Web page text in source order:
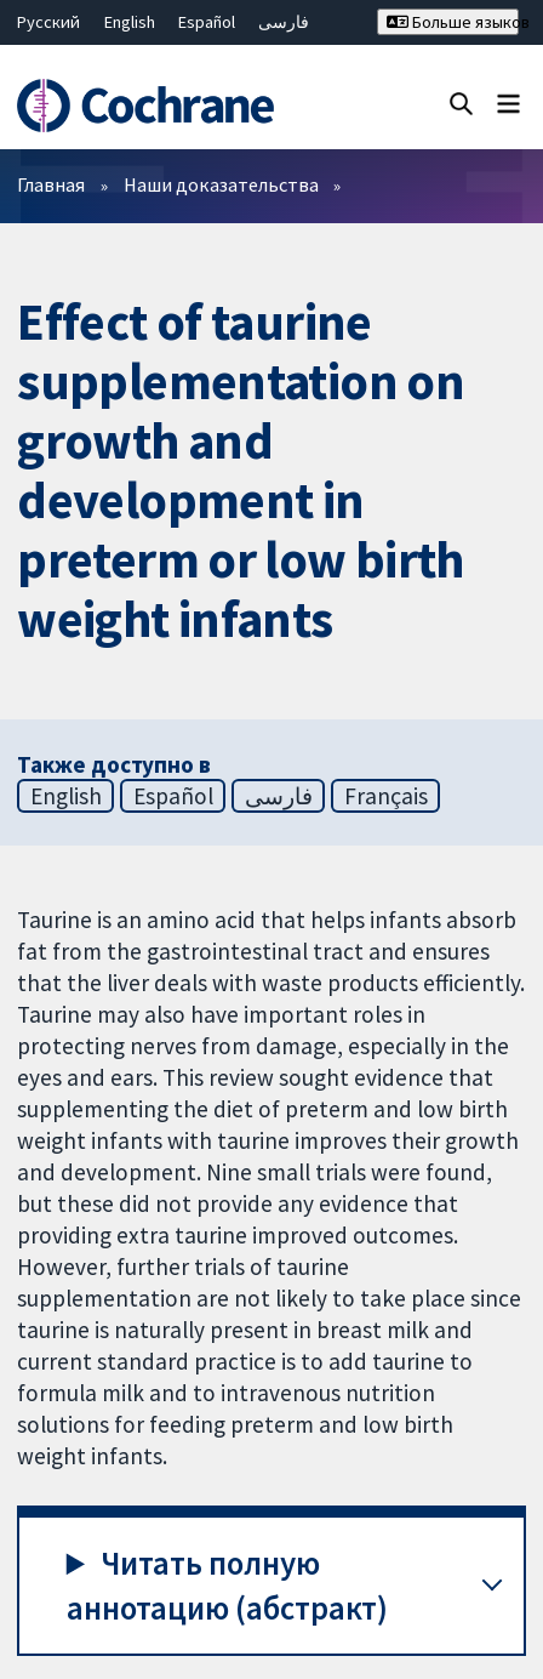
Русский English Español
فارسی
Bahasa Malaysia
ไทย
繁體中文
简体中文
Больше языков
Фильтры
Главная Наши доказательства
Effect of taurine
supplementation on
growth and
development in
preterm or low birth
weight infants
Также доступно в
English
Español فارسی Français
Taurine is an amino acid that helps infants absorb
fat from the gastrointestinal tract and ensures
that the liver deals with waste products efficiently.
Taurine may also have important roles in
protecting nerves from damage, especially in the
eyes and ears. This review sought evidence that
supplementing the diet of preterm and low birth
weight infants with taurine improves their growth
and development. Nine small trials were found,
but these did not provide any evidence that
providing extra taurine improved outcomes.
However, further trials of taurine
supplementation are not likely to take place since
taurine is naturally present in breast milk and
current standard practice is to add taurine to
formula milk and to intravenous nutrition
solutions for feeding preterm and low birth
weight infants.
Читать полную
аннотацию (абстракт)